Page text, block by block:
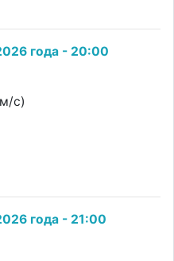
года - 20:00
с)
года - 21:00